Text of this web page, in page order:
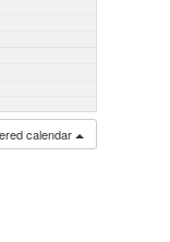
calendar